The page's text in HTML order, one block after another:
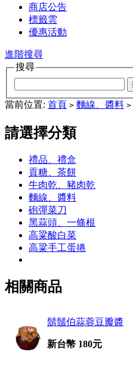
商店公告
標籤雲
優惠活動
進階搜尋
搜尋
當前位置: 首頁 > 麵線、醬料 >
請選擇分類
禮品、禮盒
貢糖、茶餅
牛肉乾、豬肉乾
麵線、醬料
砲彈菜刀
黑蒜頭、一條根
高粱酸白菜
高粱手工蛋捲
相關商品
鬍鬚伯蒜蓉豆瓣醬
新台幣 180元